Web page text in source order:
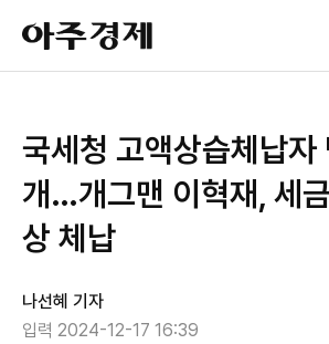
아
주
경
국세청 고액상습체납자
개…개그맨 이혁재, 세
상 체납
나선혜 기자
입력 2024-12-17 16:39